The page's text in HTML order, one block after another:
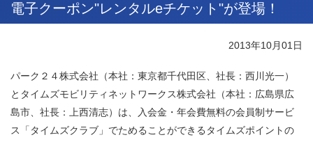
電子クーポン"レンタルeチケット"が登場！
2013年10月01日
パーク２４株式会社（本社：東京都千代田区、社長：西川光一）
とタイムズモビリティネットワークス株式会社（本社：広島県広
島市、社長：上西清志）は、入会金・年会費無料の会員制サービ
ス「タイムズクラブ」でためることができるタイムズポイントの